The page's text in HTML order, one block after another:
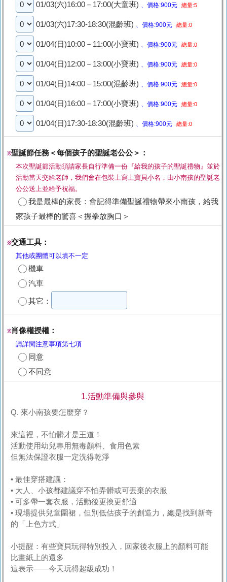
01/03(六)16:00－17:00(大童班) 、價格:900元 總量:5
01/03(六)17:30-18:30(混齡班) 、價格:900元 總量:0
01/04(日)10:00－11:00(小寶班) 、價格:900元 總量:0
01/04(日)12:00－13:00(小寶班) 、價格:900元 總量:0
01/04(日)14:00－15:00(混齡班) 、價格:900元 總量:0
01/04(日)16:00－17:00(小寶班) 、價格:900元 總量:0
01/04(日)17:30-18:30(混齡班) 、價格:900元 總量:0
※聖誕節任務＜每個孩子的聖誕老公公＞：
本次聖誕節活動須請家長自行準備一份『給我的孩子的聖誕禮物』並於
活動當天交給老師，我們會在包裝上寫上寶貝小名，由小南孩的聖誕老
公公送上並給予祝福。
我是最棒的家長：會記得準備聖誕禮物帶來小南孩，給我
家孩子最棒的驚喜＜握拳放胸口＞
※交通工具：
其他或團體可以填不一定
機車
汽車
其它：
※肖像權授權：
請詳閱注意事項第七項
同意
不同意
1.活動準備與參與
Q. 來小南孩要怎麼穿？
來這裡，不怕髒才是王道！
活動使用幼兒專用無毒顏料、食用色素
但無法保證衣服一定洗得乾淨
• 最佳穿搭建議：
• 大人、小孩都建議穿不怕弄髒或可丟棄的衣服
• 可多帶一套衣服，活動後更換更舒適
• 現場提供兒童圍裙，但別低估孩子的創造力，總是找到新奇
的「上色方式」
小提醒：有些寶貝玩得特別投入，回家後衣服上的顏料可能
比畫紙上的還多
這表示——今天玩得超級成功！